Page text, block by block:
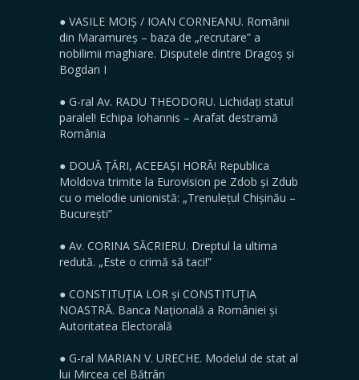
● VASILE MOIȘ / IOAN CORNEANU. Românii
din Maramureș – baza de „recrutare” a
nobilimii maghiare. Disputele dintre Dragoș și
Bogdan I
● G-ral Av. RADU THEODORU. Lichidați statul
paralel! Echipa Iohannis – Arafat destramă
România
● DOUĂ ȚĂRI, ACEEAȘI HORĂ! Republica
Moldova trimite la Eurovision pe Zdob și Zdub
cu o melodie unionistă: „Trenulețul Chișinău –
București”
● Av. CORINA SĂCRIERU. Dreptul la ultima
redută. „Este o crimă să taci!”
● CONSTITUȚIA LOR și CONSTITUȚIA
NOASTRĂ. Banca Națională a României și
Autoritatea Electorală
● G-ral MARIAN V. URECHE. Modelul de stat al
lui Mircea cel Bătrân